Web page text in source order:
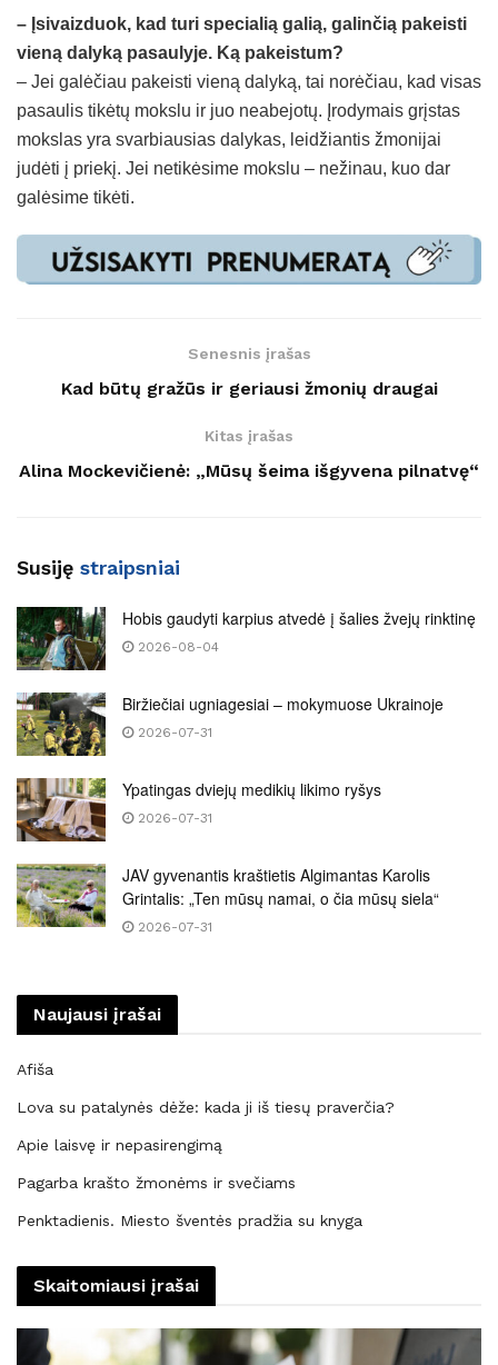
– Įsivaizduok, kad turi specialią galią, galinčią pakeisti
vieną dalyką pasaulyje. Ką pakeistum?
– Jei galėčiau pakeisti vieną dalyką, tai norėčiau, kad visas
pasaulis tikėtų mokslu ir juo neabejotų. Įrodymais grįstas
mokslas yra svarbiausias dalykas, leidžiantis žmonijai
judėti į priekį. Jei netikėsime mokslu – nežinau, kuo dar
galėsime tikėti.
Senesnis įrašas
Kad būtų gražūs ir geriausi žmonių draugai
Kitas įrašas
Alina Mockevičienė: „Mūsų šeima išgyvena pilnatvę“
Susiję straipsniai
Hobis gaudyti karpius atvedė į šalies žvejų rinktinę
2026-08-04
Biržiečiai ugniagesiai – mokymuose Ukrainoje
2026-07-31
Ypatingas dviejų medikių likimo ryšys
2026-07-31
JAV gyvenantis kraštietis Algimantas Karolis
Grintalis: „Ten mūsų namai, o čia mūsų siela“
2026-07-31
Naujausi įrašai
Afiša
Lova su patalynės dėže: kada ji iš tiesų praverčia?
Apie laisvę ir nepasirengimą
Pagarba krašto žmonėms ir svečiams
Penktadienis. Miesto šventės pradžia su knyga
Skaitomiausi įrašai